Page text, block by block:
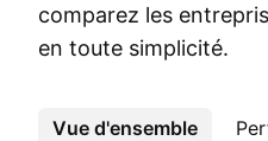
comparez les
en toute simplicité.
Vue d'ensemble
Plus